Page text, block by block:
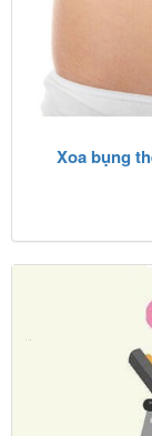
Xoa bụng